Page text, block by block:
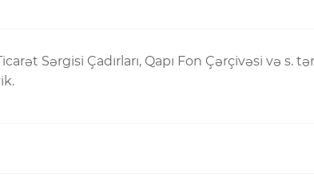
Sərgisi Çadırları, Qapı Fon Çərçivəsi və s.